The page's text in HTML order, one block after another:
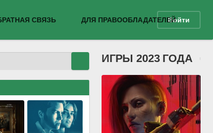
СВЯЗЬ ДЛЯ ПРАВООБЛАДАТЕЛЕЙВойти
ИГРЫ 2023 ГОДА